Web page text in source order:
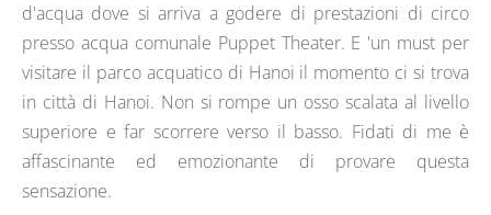
d'acqua dove si arriva a godere di prestazioni di circo
presso acqua comunale Puppet Theater. E 'un must per
visitare il parco acquatico di Hanoi il momento ci si trova
in città di Hanoi. Non si rompe un osso scalata al livello
superiore e far scorrere verso il basso. Fidati di me è
affascinante ed emozionante di provare questa
sensazione.